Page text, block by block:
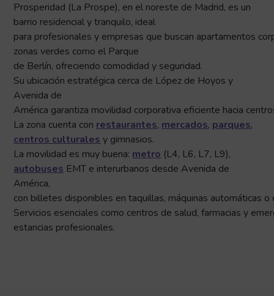
Prosperidad (La Prospe), en el noreste de Madrid, es un
barrio residencial y tranquilo, ideal
para profesionales y empresas que buscan apartamentos
zonas verdes como el Parque
de Berlín, ofreciendo comodidad y seguridad.
Su ubicación estratégica cerca de López de Hoyos y
Avenida de
América garantiza movilidad corporativa eficiente hacia
La zona cuenta con restaurantes, mercados, parques,
centros culturales y gimnasios.
La movilidad es muy buena: metro (L4, L6, L7, L9),
autobuses EMT e interurbanos desde Avenida de
América,
con billetes disponibles en taquillas, máquinas automáticas o
Servicios esenciales como centros de salud, farmacias y
estancias profesionales.